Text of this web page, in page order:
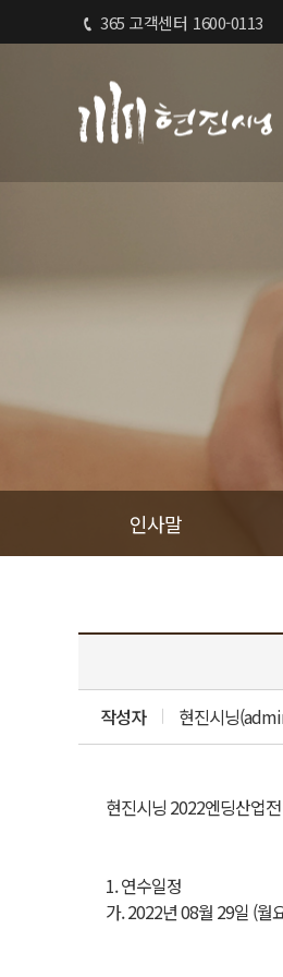
365 고객센터 1600-0113
인사말
작성자 현진시닝
현진시닝 2022엔딩산업
1. 연수일정
가. 2022년 08월 29일 (월